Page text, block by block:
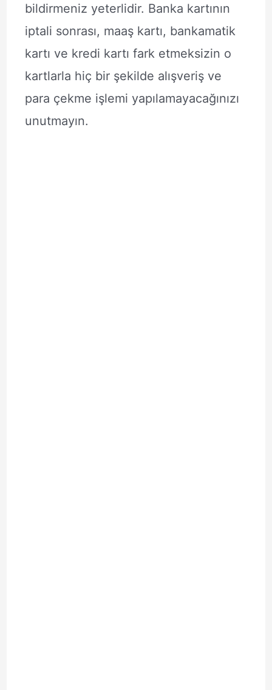
bildirmeniz yeterlidir. Banka kartının
iptali sonrası, maaş kartı, bankamatik
kartı ve kredi kartı fark etmeksizin o
kartlarla hiç bir şekilde alışveriş ve
para çekme işlemi yapılamayacağınızı
unutmayın.